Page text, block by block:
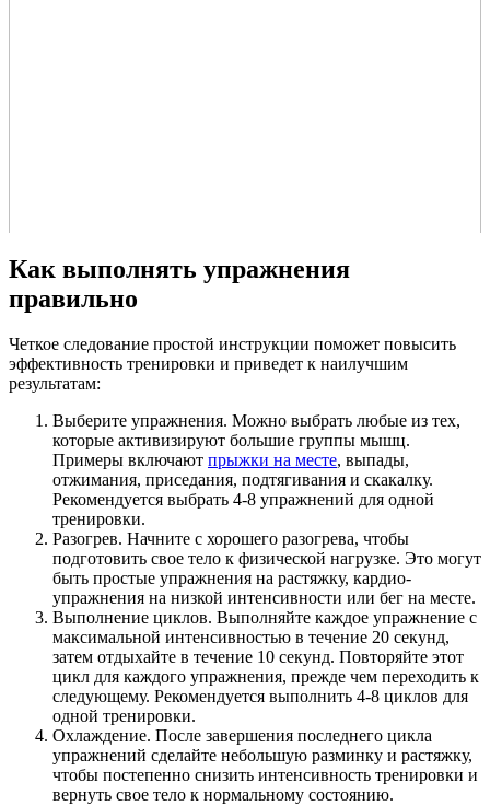
Как выполнять упражнения
правильно
Четкое следование простой инструкции поможет повысить
эффективность тренировки и приведет к наилучшим
результатам:
Выберите упражнения. Можно выбрать любые из тех,
которые активизируют большие группы мышц.
Примеры включают прыжки на месте, выпады,
отжимания, приседания, подтягивания и скакалку.
Рекомендуется выбрать 4-8 упражнений для одной
тренировки.
Разогрев. Начните с хорошего разогрева, чтобы
подготовить свое тело к физической нагрузке. Это могут
быть простые упражнения на растяжку, кардио-
упражнения на низкой интенсивности или бег на месте.
Выполнение циклов. Выполняйте каждое упражнение с
максимальной интенсивностью в течение 20 секунд,
затем отдыхайте в течение 10 секунд. Повторяйте этот
цикл для каждого упражнения, прежде чем переходить к
следующему. Рекомендуется выполнить 4-8 циклов для
одной тренировки.
Охлаждение. После завершения последнего цикла
упражнений сделайте небольшую разминку и растяжку,
чтобы постепенно снизить интенсивность тренировки и
вернуть свое тело к нормальному состоянию.